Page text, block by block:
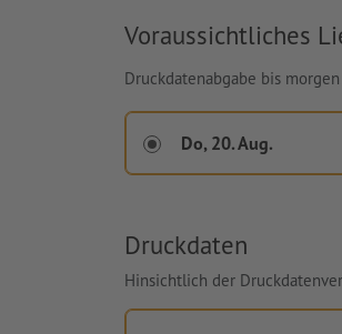
Voraussichtliches
Druckdatenabgabe bis
Do, 20. Aug.
Druckdaten
Hinsichtlich der